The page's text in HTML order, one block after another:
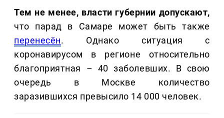
Тем не менее, власти губернии допускают,
что парад в Самаре может быть также
перенесён. Однако ситуация с
коронавирусом в регионе относительно
благоприятная – 40 заболевших. В свою
очередь в Москве количество
заразившихся превысило 14 000 человек.